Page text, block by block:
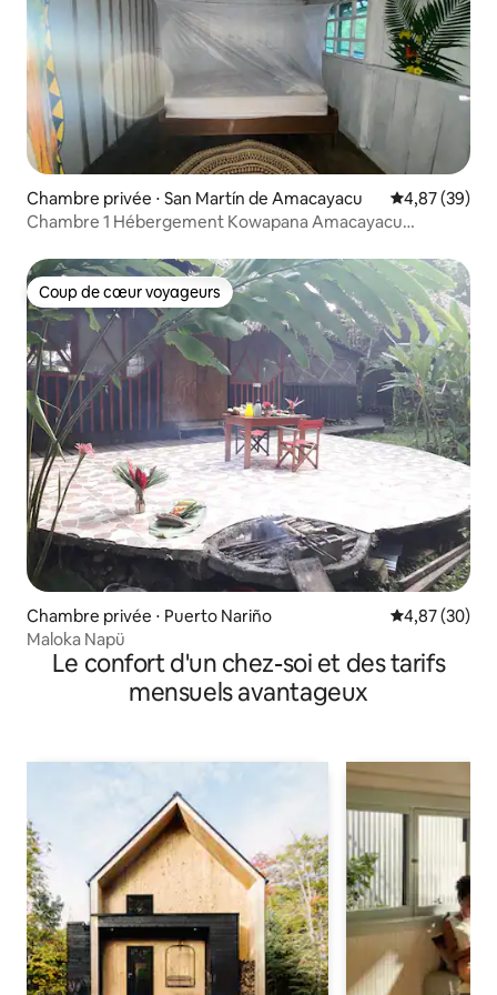
Chambre privée ⋅ San Martín de Amacayacu Évaluation
4,87 (39)
Chambre 1 Hébergement Kowapana Amacayacu
Coup de cœur voyageurs
Coup de cœur voyageurs
Chambre privée ⋅ Puerto Nariño Évaluation
4,87 (30)
Maloka Napü
Le confort d'un chez-soi et des tarifs
mensuels avantageux